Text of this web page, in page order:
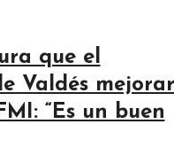
que el
Valdés
“Es un buen